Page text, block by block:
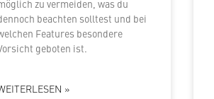
zu vermeiden, was du
beachten solltest und bei
Features besondere
geboten ist.
»